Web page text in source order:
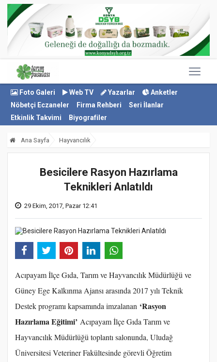
Foto Galeri Web TV Yazarlar
Anketler
Nöbetçi Eczaneler
Firma Rehberi
Seri İlanlar
Etkinlik Takvimi
Biyografiler
Ana Sayfa Hayvancılık
Besicilere Rasyon Hazırlama
Teknikleri Anlatıldı
29 Ekim, 2017, Pazar 12:41
Acıpayam İlçe Gıda, Tarım ve Hayvancılık Müdürlüğü ve
Güney Ege Kalkınma Ajansı arasında 2017 yılı Teknik
Destek programı kapsamında imzalanan ‘Rasyon
Hazırlama Eğitimi’ Acıpayam İlçe Gıda Tarım ve
Hayvancılık Müdürlüğü toplantı salonunda, Uludağ
Üniversitesi Veteriner Fakültesinde görevli Öğretim